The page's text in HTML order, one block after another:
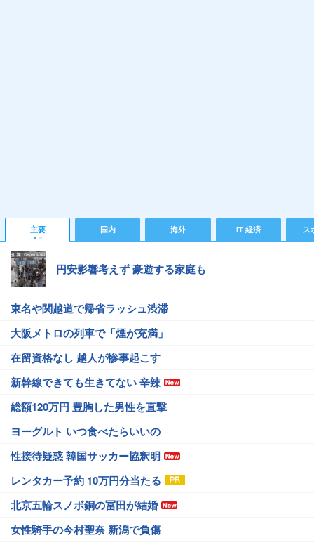
主要 国内 海外 IT 経済 ス
円安影響考えず 豪遊する家庭も
東名や関越道で帰省ラッシュ渋滞
大阪メトロの列車で「煙が充満」
在留資格なし 越人が惨事起こす
新幹線できても生きてない 辛辣
総額120万円 豊胸した男性を直撃
ヨーグルト いつ食べたらいいの
性接待疑惑 韓国サッカー協釈明
レンタカー予約 10万円分当たる
北京五輪スノボ銅の冨田が結婚
女性騎手の今村聖奈 新潟で負傷